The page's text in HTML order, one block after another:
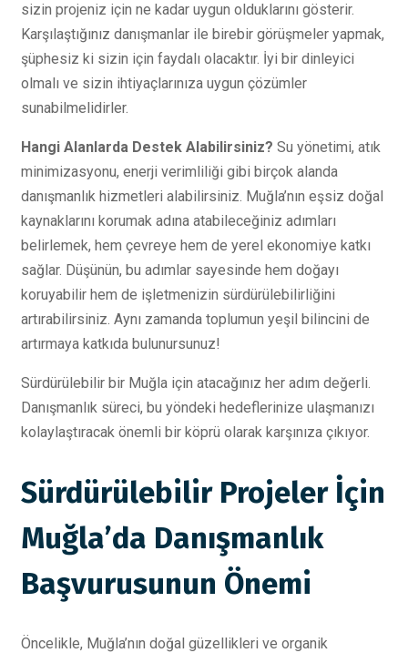
sizin projeniz için ne kadar uygun olduklarını gösterir.
Karşılaştığınız danışmanlar ile birebir görüşmeler yapmak,
şüphesiz ki sizin için faydalı olacaktır. İyi bir dinleyici
olmalı ve sizin ihtiyaçlarınıza uygun çözümler
sunabilmelidirler.
Hangi Alanlarda Destek Alabilirsiniz? Su yönetimi, atık
minimizasyonu, enerji verimliliği gibi birçok alanda
danışmanlık hizmetleri alabilirsiniz. Muğla’nın eşsiz doğal
kaynaklarını korumak adına atabileceğiniz adımları
belirlemek, hem çevreye hem de yerel ekonomiye katkı
sağlar. Düşünün, bu adımlar sayesinde hem doğayı
koruyabilir hem de işletmenizin sürdürülebilirliğini
artırabilirsiniz. Aynı zamanda toplumun yeşil bilincini de
artırmaya katkıda bulunursunuz!
Sürdürülebilir bir Muğla için atacağınız her adım değerli.
Danışmanlık süreci, bu yöndeki hedeflerinize ulaşmanızı
kolaylaştıracak önemli bir köprü olarak karşınıza çıkıyor.
Sürdürülebilir Projeler İçin
Muğla’da Danışmanlık
Başvurusunun Önemi
Öncelikle, Muğla’nın doğal güzellikleri ve organik